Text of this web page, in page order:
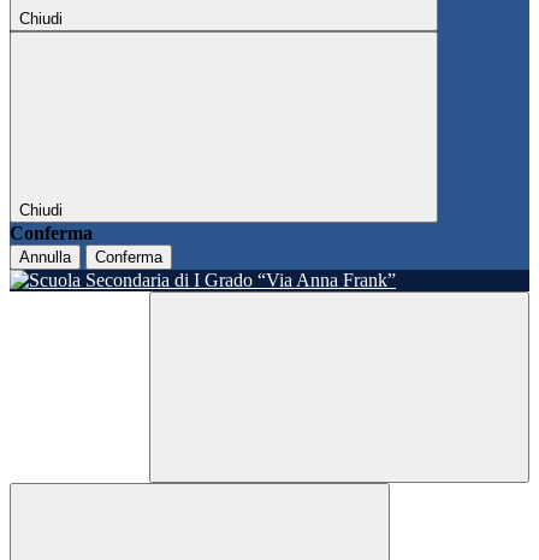
Chiudi
Chiudi
Conferma
Annulla Conferma